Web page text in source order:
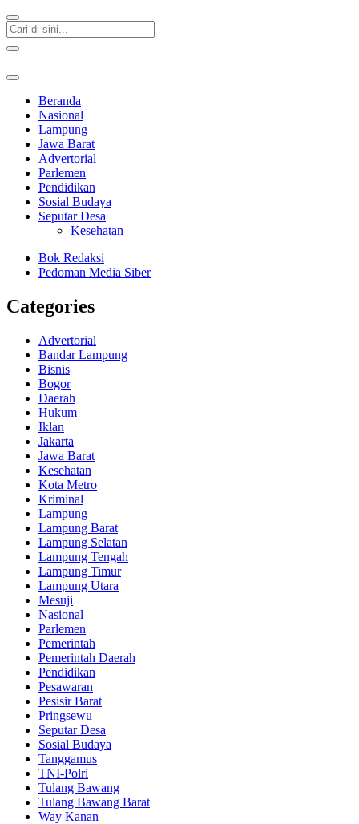
Beranda
Nasional
Lampung
Jawa Barat
Advertorial
Parlemen
Pendidikan
Sosial Budaya
Seputar Desa
Kesehatan
Bok Redaksi
Pedoman Media Siber
Categories
Advertorial
Bandar Lampung
Bisnis
Bogor
Daerah
Hukum
Iklan
Jakarta
Jawa Barat
Kesehatan
Kota Metro
Kriminal
Lampung
Lampung Barat
Lampung Selatan
Lampung Tengah
Lampung Timur
Lampung Utara
Mesuji
Nasional
Parlemen
Pemerintah
Pemerintah Daerah
Pendidikan
Pesawaran
Pesisir Barat
Pringsewu
Seputar Desa
Sosial Budaya
Tanggamus
TNI-Polri
Tulang Bawang
Tulang Bawang Barat
Way Kanan